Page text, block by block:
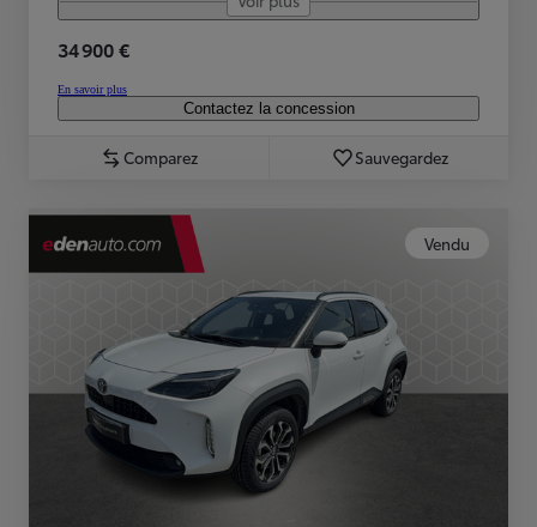
34 900 €
En savoir plus
Contactez la concession
Comparez Sauvegardez
Vendu